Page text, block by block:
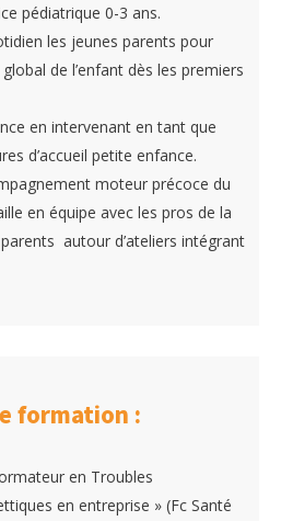
pédiatrique 0-3 ans.
les jeunes parents pour
de l’enfant dès les premiers
en intervenant en tant que
d’accueil petite enfance.
moteur précoce du
en équipe avec les pros de la
autour d’ateliers intégrant
formation :
en Troubles
en entreprise » (Fc Santé